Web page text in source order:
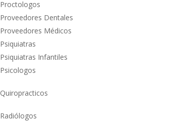
Proctologos
Proveedores Dentales
Proveedores Médicos
Psiquiatras
Psiquiatras Infantiles
Psicologos
Quiropracticos
Radiólogos